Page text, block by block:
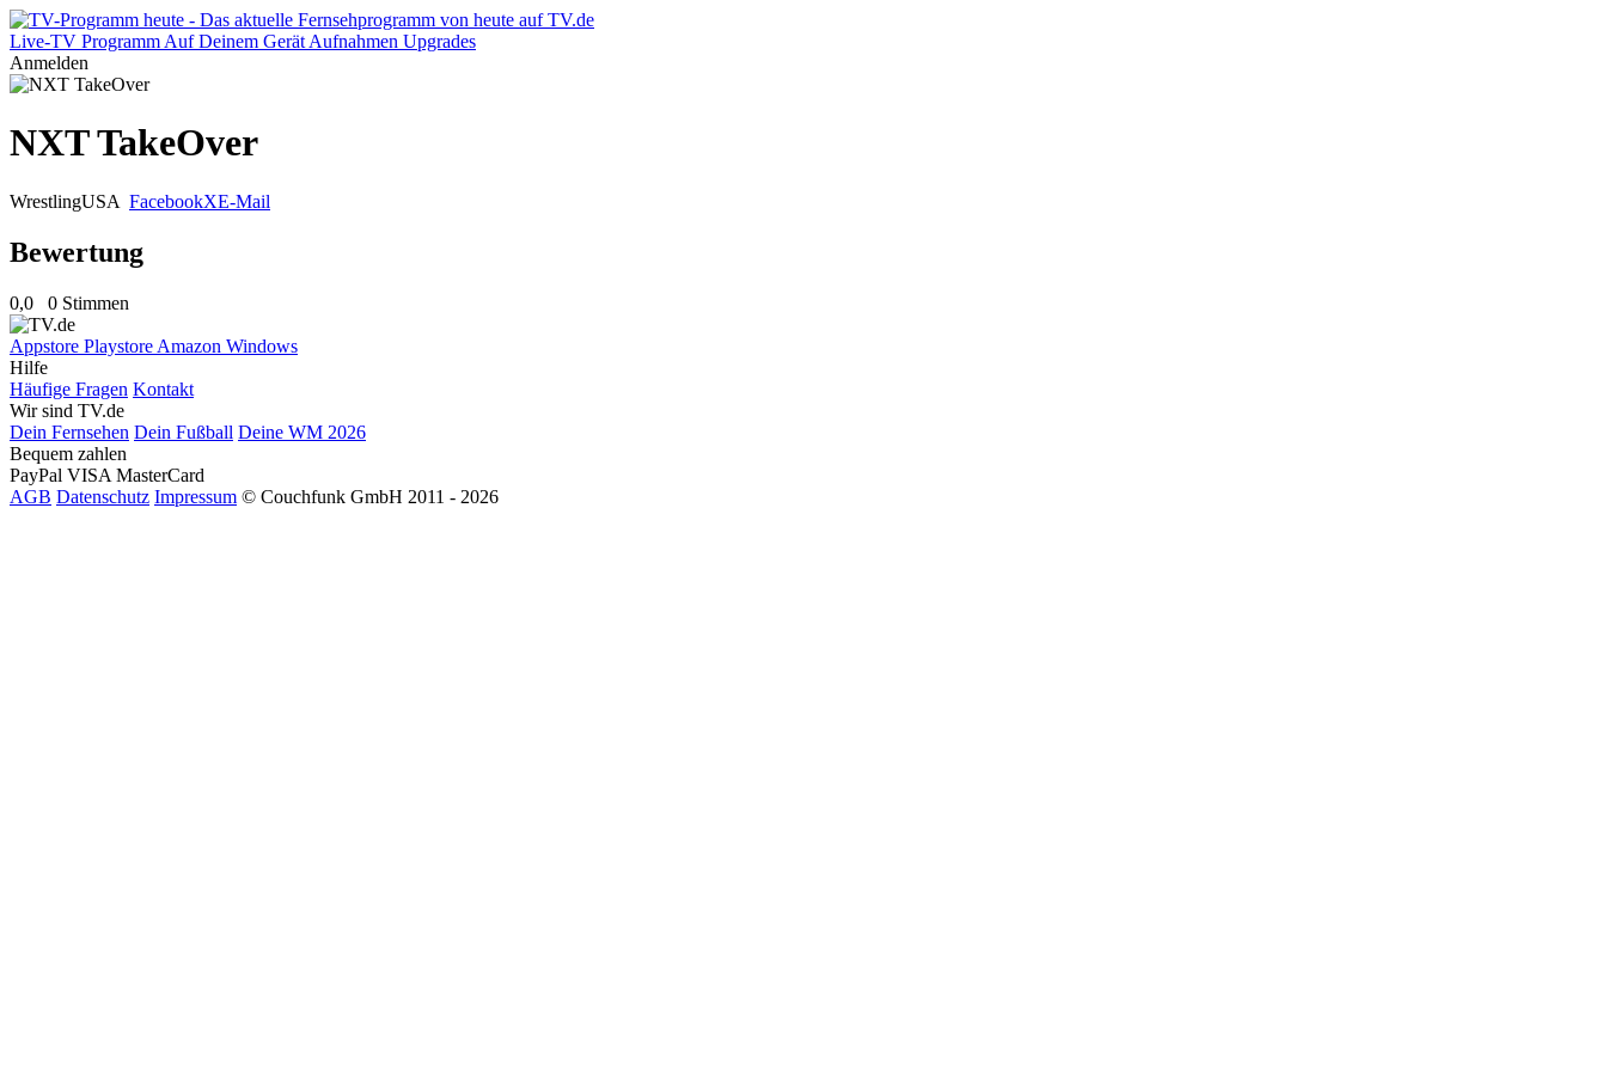
Live-TV Programm Auf Deinem Gerät Aufnahmen Upgrades
Anmelden
NXT TakeOver
WrestlingUSA FacebookXE-Mail
Bewertung
0,0 0 Stimmen
Appstore Playstore Amazon Windows
Hilfe
Häufige Fragen Kontakt
Wir sind TV.de
Dein Fernsehen Dein Fußball Deine WM 2026
Bequem zahlen
PayPal VISA MasterCard
AGB Datenschutz Impressum © Couchfunk GmbH 2011 - 2026